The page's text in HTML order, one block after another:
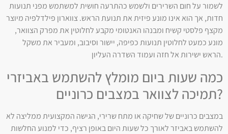
לשמור על חום השרירים ולשמש כהתרעה חושית למשתמש מפני תנועות
חדות, אך הוא אינו מונע פיזית את תנועת הראש. צווארון פילדלפיה מיוצר
מקצף פלסטי קשיח ומבנהו האנטומי מקבע לחלוטין את מפרק הצוואר,
מונע כמעט לחלוטין תנועות כפיפה, יישור וסיבוב, ומעביר את משקל
הראש ישירות אל חזה ועמוד השדרה העליון.
כמה שעות ביום מומלץ להשתמש באביזרי
תמיכה לצוואר במצבים כרוניים?
במצבים כרוניים של שחיקה או מתח שרירי, הגישה המקצועית ממליצה לא
להשתמש באביזר לאורך כל שעות היום באופן רציף, כדי למנוע החלשות